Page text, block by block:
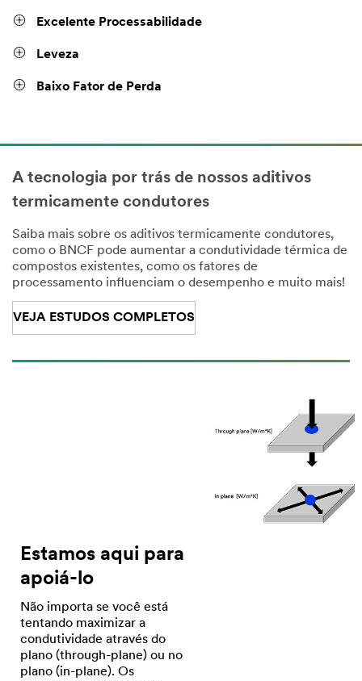
Excelente Processabilidade
Leveza
Baixo Fator de Perda
A tecnologia por trás de nossos aditivos
termicamente condutores
Saiba mais sobre os aditivos termicamente condutores,
como o BNCF pode aumentar a condutividade térmica de
compostos existentes, como os fatores de
processamento influenciam o desempenho e muito mais!
VEJA ESTUDOS COMPLETOS
Estamos aqui para
apoiá-lo
Não importa se você está
tentando maximizar a
condutividade através do
plano (through-plane) ou no
plano (in-plane). Os